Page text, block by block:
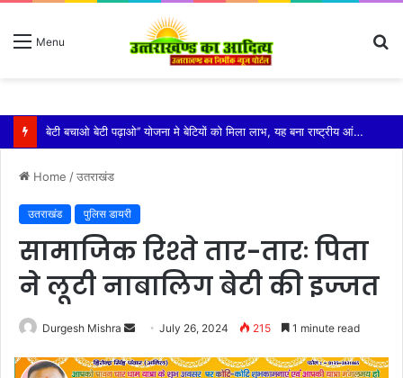
Menu
विशिष्ट पहचान बना रही है आदि कैलाश परिक्रमा: महाराज
Home /उतराखंड
उतराखंड पुलिस डायरी
सामाजिक रिश्ते तार-तारः पिता
ने लूटी नाबालिग बेटी की इज्जत
Durgesh Mishra
Send
email
July 26, 2024 215 1 minute read